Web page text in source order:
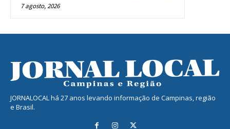
7 agosto, 2026
JORNALOCAL há 27 anos levando informação de Campinas, região
e Brasil.